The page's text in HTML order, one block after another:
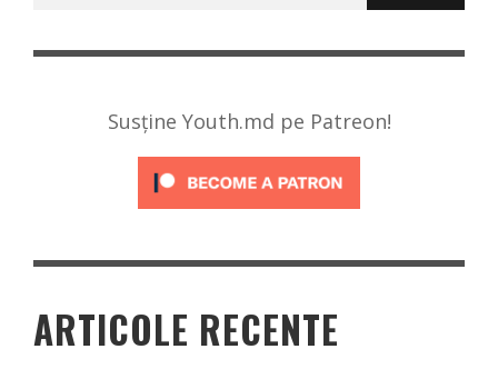
Susține Youth.md pe Patreon!
ARTICOLE RECENTE